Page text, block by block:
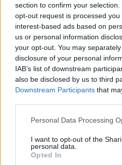
section to confirm your
opt-out request is processed
interest-based ads based on
us or personal information
your opt-out. You may
disclosure of your personal
IAB’s list of downstream
also be disclosed by us to third
Downstream Participants that
Please note that this website/
not limited to your visit or usage
grant or deny consent to Google
use your data for below
Personal Data Processing
I want to opt-out of the
personal data.
Opted In
3 millones. En las dos últimas
162 puntos y su precio osciló
año pasado. Un auténtico chollo.
José Campaña (Levante,
Tras 220 días de baja y jugar
en 2020/21 por un sinfín de
para un futbolista que el año
de Comunio sumó 206 y 210